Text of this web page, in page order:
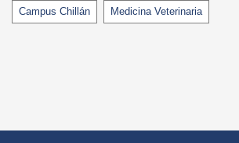
Tags
Campus Chillán Medicina Veterinaria